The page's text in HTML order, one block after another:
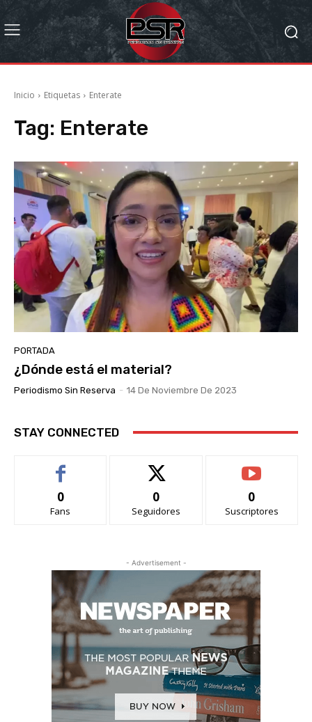
Inicio Etiquetas Enterate
Tag: Enterate
PORTADA
¿Dónde está el material?
Periodismo Sin Reserva - 14 De Noviembre De 2023
STAY CONNECTED
0
Fans
0
Seguidores
0
Suscriptores
- Advertisement -